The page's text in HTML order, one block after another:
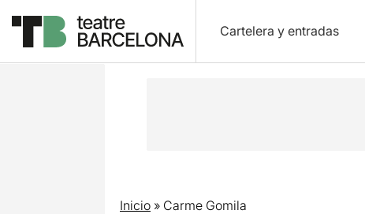
Cartelera y entradas
Inicio» Carme Gomila